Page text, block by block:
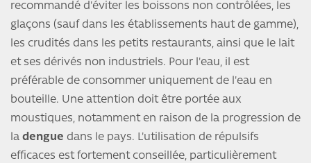
recommandé d'éviter les boissons non contrôlées, les
glaçons (sauf dans les établissements haut de gamme),
les crudités dans les petits restaurants, ainsi que le lait
et ses dérivés non industriels. Pour l'eau, il est
préférable de consommer uniquement de l'eau en
bouteille. Une attention doit être portée aux
moustiques, notamment en raison de la progression de
la dengue dans le pays. L'utilisation de répulsifs
efficaces est fortement conseillée, particulièrement